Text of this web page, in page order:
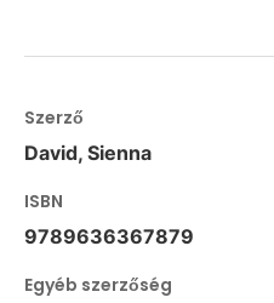
Szerző
David, Sienna
ISBN
9789636367879
Egyéb szerzőség